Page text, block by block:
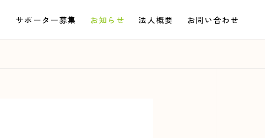
サポーター募集 お知らせ 法人概要 お問い合わせ